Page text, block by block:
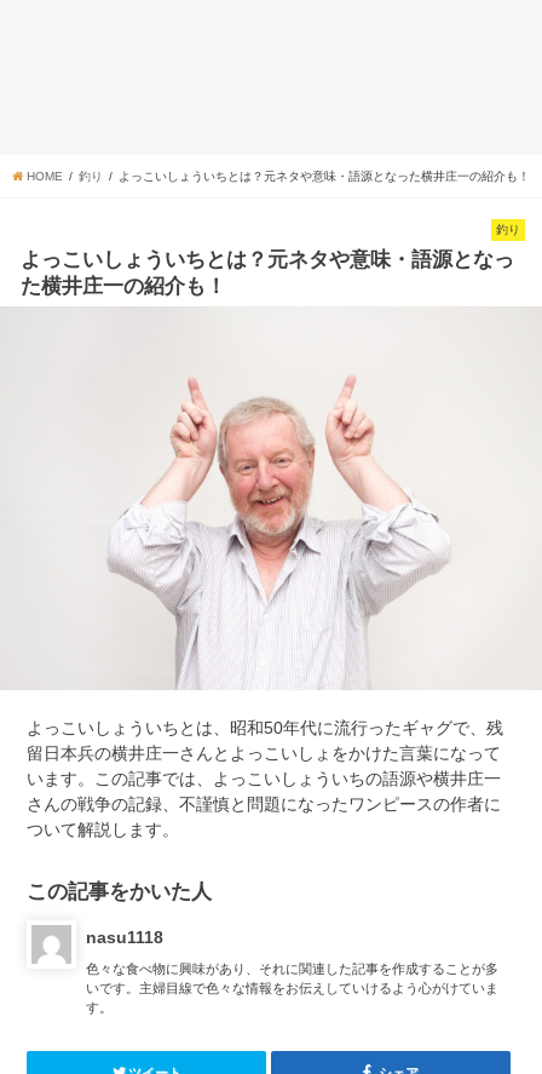
HOME 釣り よっこいしょういちとは？元ネタや意味・語源となった横井庄一の紹介も！
釣り
よっこいしょういちとは？元ネタや意味・語源となっ
た横井庄一の紹介も！
よっこいしょういちとは、昭和50年代に流行ったギャグで、残
留日本兵の横井庄一さんとよっこいしょをかけた言葉になって
います。この記事では、よっこいしょういちの語源や横井庄一
さんの戦争の記録、不謹慎と問題になったワンピースの作者に
ついて解説します。
この記事をかいた人
nasu1118
色々な食べ物に興味があり、それに関連した記事を作成することが多
いです。主婦目線で色々な情報をお伝えしていけるよう心がけていま
す。